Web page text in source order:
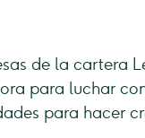
de la cartera
para luchar
para hacer